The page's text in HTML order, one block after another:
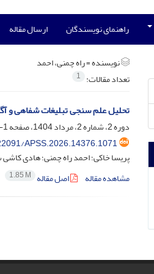
راهنمای نویسندگان ارسال مقاله
نویسنده =راه چمنی، احمد
تعداد مقالات: 1
تحلیل علم سنجی تبلیغات شفاهی و
دوره 2، شماره 2، مرداد 1404، صفحه
1-24
APSS.2026.14376.1071
پریسا خاکی؛ احمد راه چمنی؛ هادی کاشی
مشاهده مقاله
اصل مقاله 1.85 M